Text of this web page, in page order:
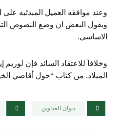
وعند موافقه العميل المبدئيه
ويقول البعض ان وضع النصوص
الاساسي.
وخلافاَ للاعتقاد السائد فإن
الميلاد. من كتاب “حول أقاصي
ديوان العداوين